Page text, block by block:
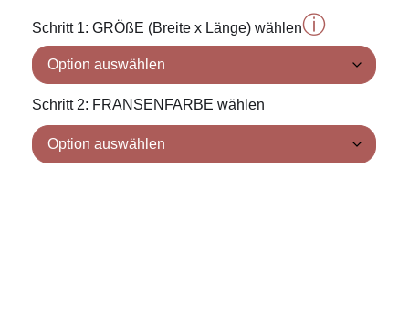
Schritt 1: GRÖßE (Breite x Länge) wählenⓘ
Schritt 2: FRANSENFARBE wählen